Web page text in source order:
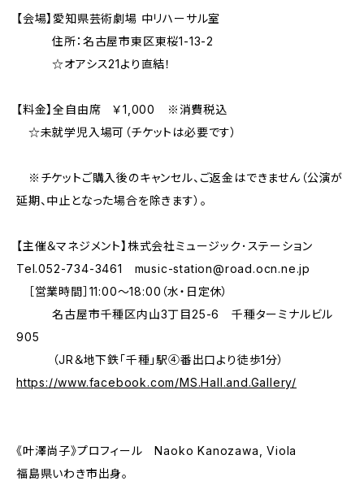
【会場】愛知県芸術劇場 中リハーサル室
住所：名古屋市東区東桜1-13-2
☆オアシス21より直結！
【料金】全自由席 ￥1,000 ※消費税込
☆未就学児入場可（チケットは必要です）
※チケットご購入後のキャンセル、ご返金はできません（公演が
延期、中止となった場合を除きます）。
【主催＆マネジメント】株式会社ミュージック･ステーション
Tel.052-734-3461 music-station@road.ocn.ne.jp
［営業時間］11:00〜18:00（水・日定休）
名古屋市千種区内山3丁目25-6 千種ターミナルビル
905
（JR＆地下鉄「千種」駅④番出口より徒歩1分）
https://www.facebook.com/MS.Hall.and.Gallery/
《叶澤尚子》プロフィール Naoko Kanozawa, Viola
福島県いわき市出身。